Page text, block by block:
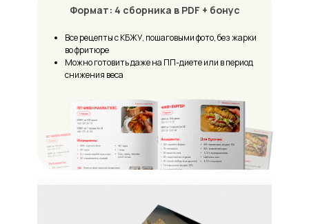
Все рецепты с КБЖУ, пошаговыми фото, без жарки
во фритюре
Можно готовить даже на ПП-диете или в период
снижения веса
Формат: 4 сборника в PDF + бонус